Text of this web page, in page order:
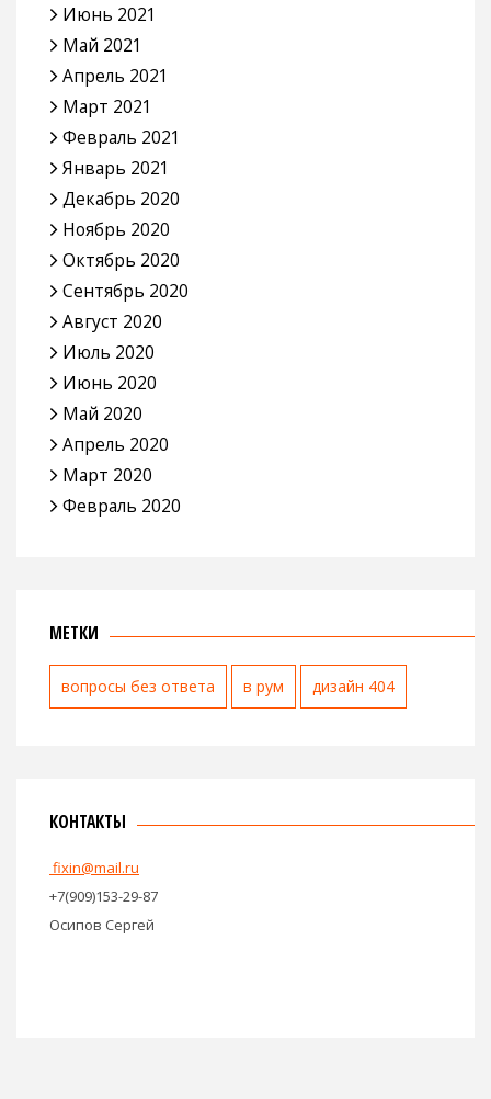
Июнь 2021
Май 2021
Апрель 2021
Март 2021
Февраль 2021
Январь 2021
Декабрь 2020
Ноябрь 2020
Октябрь 2020
Сентябрь 2020
Август 2020
Июль 2020
Июнь 2020
Май 2020
Апрель 2020
Март 2020
Февраль 2020
МЕТКИ
вопросы без ответа в рум дизайн 404
КОНТАКТЫ
fixin@mail.ru
+7(909)153-29-87
Осипов Сергей